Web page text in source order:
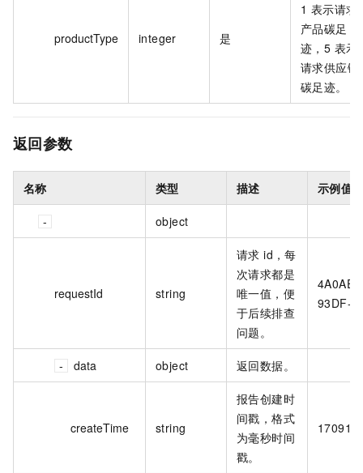
productType integer 是
1 表示请求
产品碳足
迹，5 表示
请求供应链
碳足迹。
返回参数
名称 类型 描述 示例值
object
requestId string
请求 id，每
次请求都是
唯一值，便
于后续排查
问题。
93DF-
data object 返回数据。
createTime string
报告创建时
间戳，格式
为毫秒时间
戳。